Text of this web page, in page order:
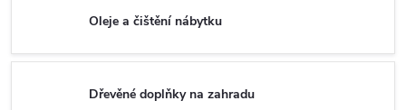
Oleje a čištění nábytku
Dřevěné doplňky na zahradu